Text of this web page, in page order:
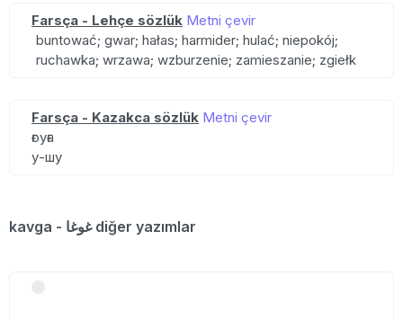
Farsça - Lehçe sözlük Metni çevir
buntować; gwar; hałas; harmider; hulać; niepokój;
ruchawka; wrzawa; wzburzenie; zamieszanie; zgiełk
Farsça - Kazakca sözlük Metni çevir
ғоуға
у-шу
kavga - غوغا diğer yazımlar